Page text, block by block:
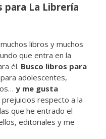
para La Librería
libros y muchos
que entra en la
él. Busco libros para
adolescentes,
y me gusta
respecto a la
que he entrado el
editoriales y me